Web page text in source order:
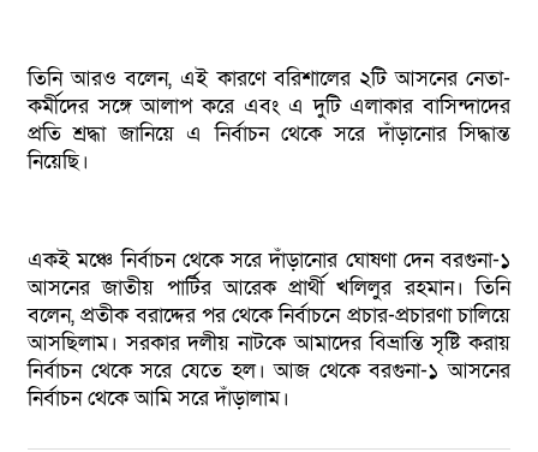
তিনি আরও বলেন, এই কারণে বরিশালের ২টি আসনের নেতা-
কর্মীদের সঙ্গে আলাপ করে এবং এ দুটি এলাকার বাসিন্দাদের
প্রতি শ্রদ্ধা জানিয়ে এ নির্বাচন থেকে সরে দাঁড়ানোর সিদ্ধান্ত
নিয়েছি।
একই মঞ্চে নির্বাচন থেকে সরে দাঁড়ানোর ঘোষণা দেন বরগুনা-১
আসনের জাতীয় পার্টির আরেক প্রার্থী খলিলুর রহমান। তিনি
বলেন, প্রতীক বরাদ্দের পর থেকে নির্বাচনে প্রচার-প্রচারণা চালিয়ে
আসছিলাম। সরকার দলীয় নাটকে আমাদের বিভ্রান্তি সৃষ্টি করায়
নির্বাচন থেকে সরে যেতে হল। আজ থেকে বরগুনা-১ আসনের
নির্বাচন থেকে আমি সরে দাঁড়ালাম।